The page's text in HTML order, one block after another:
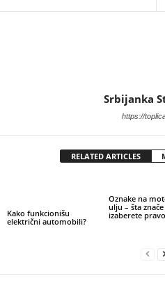
Srbijanka
https://
RELATED ARTICLES
Kako funkcionišu
električni automobili?
Oznake na
ulju – šta
izaberete pravo